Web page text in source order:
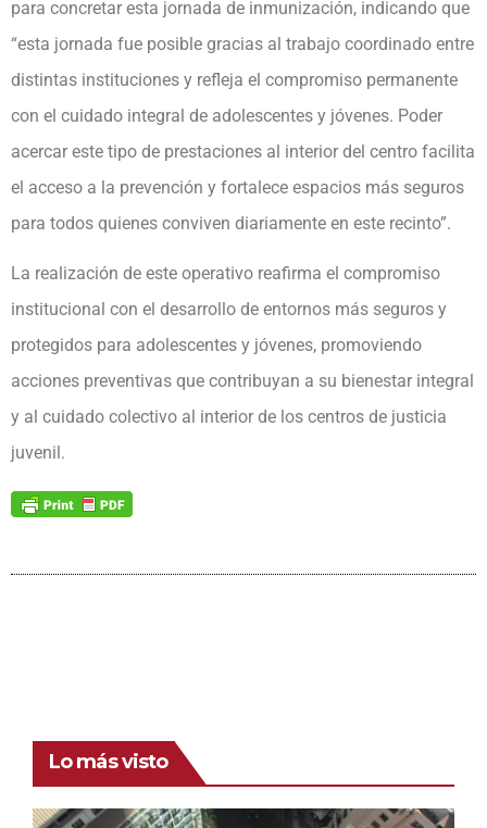
para concretar esta jornada de inmunización, indicando que
“esta jornada fue posible gracias al trabajo coordinado entre
distintas instituciones y refleja el compromiso permanente
con el cuidado integral de adolescentes y jóvenes. Poder
acercar este tipo de prestaciones al interior del centro facilita
el acceso a la prevención y fortalece espacios más seguros
para todos quienes conviven diariamente en este recinto”.
La realización de este operativo reafirma el compromiso
institucional con el desarrollo de entornos más seguros y
protegidos para adolescentes y jóvenes, promoviendo
acciones preventivas que contribuyan a su bienestar integral
y al cuidado colectivo al interior de los centros de justicia
juvenil.
Lo más visto